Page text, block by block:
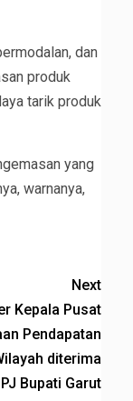
dan
produk
tarik produk
yang
warnanya,
Next
Kepala Pusat
Pendapatan
diterima
PJ Bupati Garut